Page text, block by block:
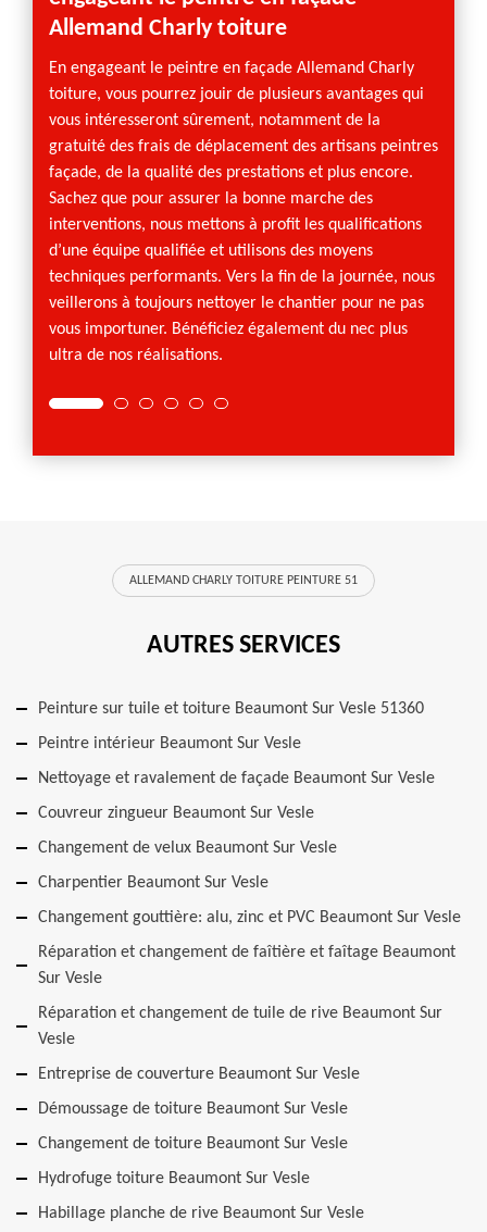
Allemand Charly toiture
En engageant le peintre en façade Allemand Charly
toiture, vous pourrez jouir de plusieurs avantages qui
vous intéresseront sûrement, notamment de la
gratuité des frais de déplacement des artisans peintres
façade, de la qualité des prestations et plus encore.
Sachez que pour assurer la bonne marche des
interventions, nous mettons à profit les qualifications
d’une équipe qualifiée et utilisons des moyens
techniques performants. Vers la fin de la journée, nous
veillerons à toujours nettoyer le chantier pour ne pas
vous importuner. Bénéficiez également du nec plus
ultra de nos réalisations.
ALLEMAND CHARLY TOITURE PEINTURE 51
AUTRES SERVICES
Peinture sur tuile et toiture Beaumont Sur Vesle 51360
Peintre intérieur Beaumont Sur Vesle
Nettoyage et ravalement de façade Beaumont Sur Vesle
Couvreur zingueur Beaumont Sur Vesle
Changement de velux Beaumont Sur Vesle
Charpentier Beaumont Sur Vesle
Changement gouttière: alu, zinc et PVC Beaumont Sur Vesle
Réparation et changement de faîtière et faîtage Beaumont
Sur Vesle
Réparation et changement de tuile de rive Beaumont Sur
Vesle
Entreprise de couverture Beaumont Sur Vesle
Démoussage de toiture Beaumont Sur Vesle
Changement de toiture Beaumont Sur Vesle
Hydrofuge toiture Beaumont Sur Vesle
Habillage planche de rive Beaumont Sur Vesle